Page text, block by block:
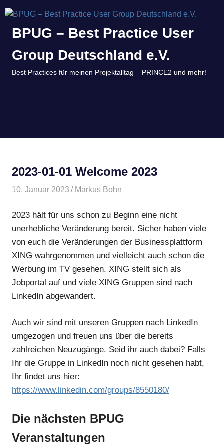
springen
BPUG – Best Practice User
Group Deutschland e.V.
Best Practices für meinen Projektalltag – PRINCE2 und mehr!
2023-01-01 Welcome 2023
10. Januar 2023 Markus Bohn
2023 hält für uns schon zu Beginn eine nicht
unerhebliche Veränderung bereit. Sicher haben viele
von euch die Veränderungen der Businessplattform
XING wahrgenommen und vielleicht auch schon die
Werbung im TV gesehen. XING stellt sich als
Jobportal auf und viele XING Gruppen sind nach
LinkedIn abgewandert.
Auch wir sind mit unseren Gruppen nach LinkedIn
umgezogen und freuen uns über die bereits
zahlreichen Neuzugänge. Seid ihr auch dabei? Falls
Ihr die Gruppe in LinkedIn noch nicht gesehen habt,
Ihr findet uns hier:
https://www.linkedin.com/groups/8550180/
Die nächsten BPUG
Veranstaltungen